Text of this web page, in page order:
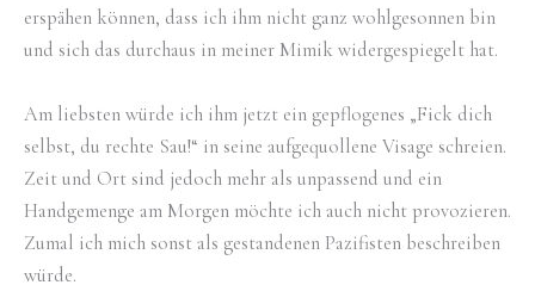
erspähen können, dass ich ihm nicht ganz wohlgesonnen bin
und sich das durchaus in meiner Mimik widergespiegelt hat.
Am liebsten würde ich ihm jetzt ein gepflogenes „Fick dich
selbst, du rechte Sau!“ in seine aufgequollene Visage schreien.
Zeit und Ort sind jedoch mehr als unpassend und ein
Handgemenge am Morgen möchte ich auch nicht provozieren.
Zumal ich mich sonst als gestandenen Pazifisten beschreiben
würde.